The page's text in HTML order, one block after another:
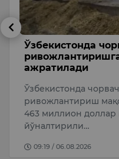
Ўзбекистонда
ажратилади
Ўзбекистонда
ривожлантириш
463 миллион доллар
йўналтирили…
09:19 / 06.08.2026